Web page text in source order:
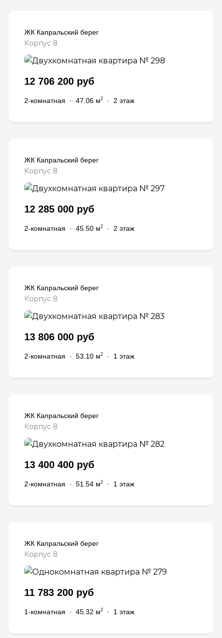
ЖК Капральский берег
Корпус 8
12 706 200 руб
2-комнатная · 47.06 м2 · 2 этаж
ЖК Капральский берег
Корпус 8
12 285 000 руб
2-комнатная · 45.50 м2 · 2 этаж
ЖК Капральский берег
Корпус 8
13 806 000 руб
2-комнатная · 53.10 м2 · 1 этаж
ЖК Капральский берег
Корпус 8
13 400 400 руб
2-комнатная · 51.54 м2 · 1 этаж
ЖК Капральский берег
Корпус 8
11 783 200 руб
1-комнатная · 45.32 м2 · 1 этаж